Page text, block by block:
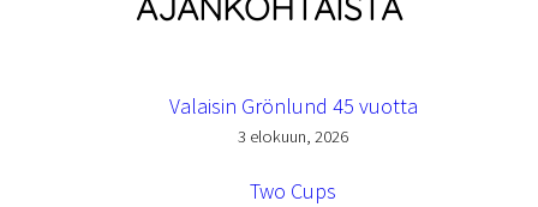
Valaisin Grönlund 45 vuotta
3 elokuun, 2026
Two Cups